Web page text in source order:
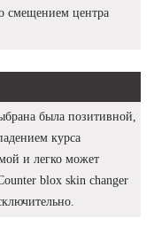
смещением центра
была позитивной,
курса
и легко может
blox skin changer